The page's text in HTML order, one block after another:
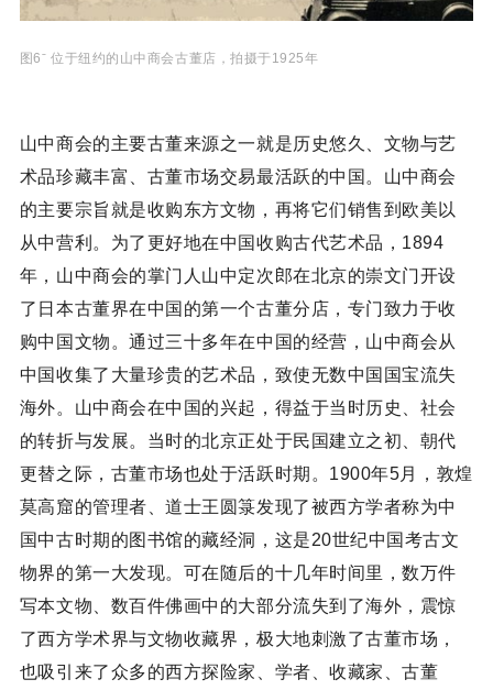
图6ˉ 位于纽约的山中商会古董店，拍摄于1925年
山中商会的主要古董来源之一就是历史悠久、文物与艺
术品珍藏丰富、古董市场交易最活跃的中国。山中商会
的主要宗旨就是收购东方文物，再将它们销售到欧美以
从中营利。为了更好地在中国收购古代艺术品，1894
年，山中商会的掌门人山中定次郎在北京的崇文门开设
了日本古董界在中国的第一个古董分店，专门致力于收
购中国文物。通过三十多年在中国的经营，山中商会从
中国收集了大量珍贵的艺术品，致使无数中国国宝流失
海外。山中商会在中国的兴起，得益于当时历史、社会
的转折与发展。当时的北京正处于民国建立之初、朝代
更替之际，古董市场也处于活跃时期。1900年5月，敦煌
莫高窟的管理者、道士王圆箓发现了被西方学者称为中
国中古时期的图书馆的藏经洞，这是20世纪中国考古文
物界的第一大发现。可在随后的十几年时间里，数万件
写本文物、数百件佛画中的大部分流失到了海外，震惊
了西方学术界与文物收藏界，极大地刺激了古董市场，
也吸引来了众多的西方探险家、学者、收藏家、古董